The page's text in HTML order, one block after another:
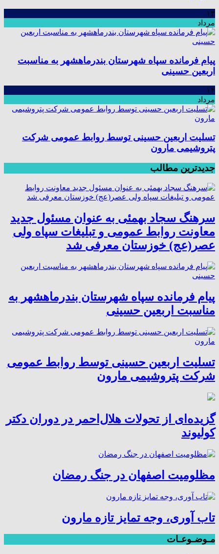
۱۳
مرداد
پیام فرمانده سپاه شهرستان بندرماهشهر به مناسبت
اربعین حسینی
۱۳
مرداد
تسلیت اربعین حسینی توسط روابط عمومی شرکت
پتروشیمی مارون
جدیدترین مطالب
سرهنگ سجاد بهمئی به عنوان مسئول جدید
معاونت روابط عمومی و تبلیغات سپاه ولی
عصر(عج) خوزستان معرفی شد
پیام فرمانده سپاه شهرستان بندرماهشهر به
مناسبت اربعین حسینی
تسلیت اربعین حسینی توسط روابط عمومی
شرکت پتروشیمی مارون
گزیده‌ای از تحولات هلال‌احمر در دوران دکتر
کولیوند
مظلومیت اصفهان در جنگ رمضان
تاب آوری، وجه تمایز تازه مارون
مـوضـوعـات